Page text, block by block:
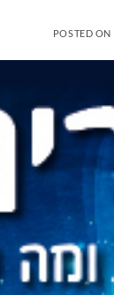
POSTED ON